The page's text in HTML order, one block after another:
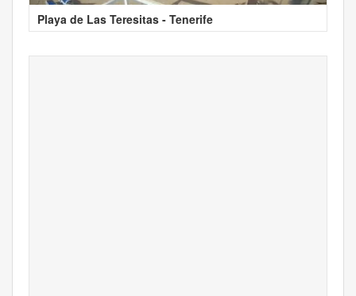
Playa de Las Teresitas - Tenerife